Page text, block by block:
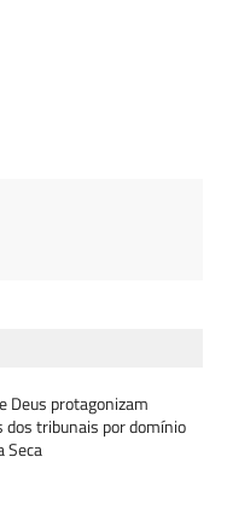
Deus protagonizam
dos tribunais por domínio
Seca